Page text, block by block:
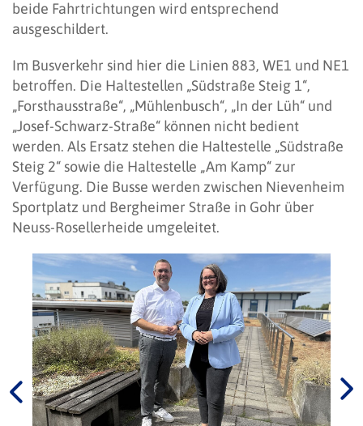
beide Fahrtrichtungen wird entsprechend
ausgeschildert.
Im Busverkehr sind hier die Linien 883, WE1 und NE1
betroffen. Die Haltestellen „Südstraße Steig 1“,
„Forsthausstraße“, „Mühlenbusch“, „In der Lüh“ und
„Josef-Schwarz-Straße“ können nicht bedient
werden. Als Ersatz stehen die Haltestelle „Südstraße
Steig 2“ sowie die Haltestelle „Am Kamp“ zur
Verfügung. Die Busse werden zwischen Nievenheim
Sportplatz und Bergheimer Straße in Gohr über
Neuss-Rosellerheide umgeleitet.